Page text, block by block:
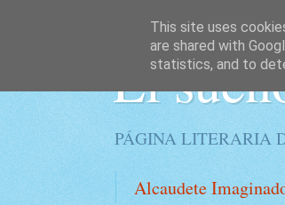
El
PÁGINA LITERARIA
Alcaudete
This site uses
are shared with
statistics, and to